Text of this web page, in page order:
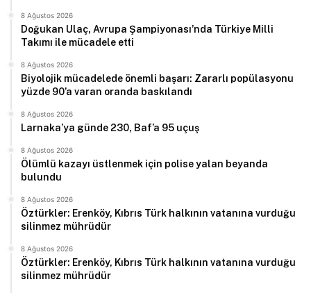
8 Ağustos 2026
Doğukan Ulaç, Avrupa Şampiyonası’nda Türkiye Milli
Takımı ile mücadele etti
8 Ağustos 2026
Biyolojik mücadelede önemli başarı: Zararlı popülasyonu
yüzde 90’a varan oranda baskılandı
8 Ağustos 2026
Larnaka’ya günde 230, Baf’a 95 uçuş
8 Ağustos 2026
Ölümlü kazayı üstlenmek için polise yalan beyanda
bulundu
8 Ağustos 2026
Öztürkler: Erenköy, Kıbrıs Türk halkının vatanına vurduğu
silinmez mührüdür
8 Ağustos 2026
Öztürkler: Erenköy, Kıbrıs Türk halkının vatanına vurduğu
silinmez mührüdür